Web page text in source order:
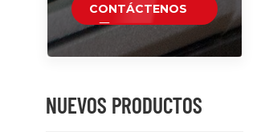
CONTÁCTENOS
NUEVOS PRODUCTOS